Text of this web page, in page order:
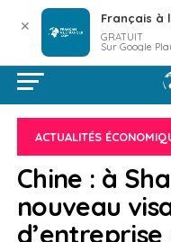
ACTUALITÉS
Chine : à
nouveau
d’entreprise
✕ Français à
GRATUIT
Sur Google